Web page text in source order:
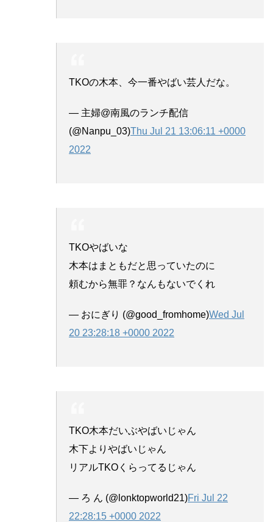
TKOの木本、今一番やばい芸人だな。
— 主婦@南風のランチ配信
(@Nanpu_03)Thu Jul 21 13:06:11 +0000
2022
TKOやばいな
木本はまともだと思っていたのに
頼むから無罪？なんもないでくれ
— おにぎり (@good_fromhome)Wed Jul
20 23:28:18 +0000 2022
TKO木本だいぶやばいじゃん
木下よりやばいじゃん
リアルTKOくらってるじゃん
— ろ ん (@lonktopworld21)Fri Jul 22
22:28:15 +0000 2022